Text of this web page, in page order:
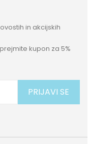
in akcijskih
kupon za 5%
PRIJAVI SE